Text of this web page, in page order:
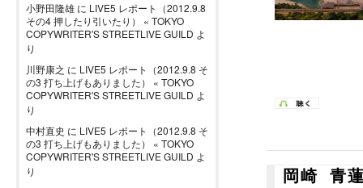
小野田隆雄 に LIVE5 レポート（2012.9.8
その4 押したり引いたり） « TOKYO
COPYWRITER'S STREETLIVE GUILD よ
り
川野康之 に LIVE5 レポート（2012.9.8 そ
の3 打ち上げもありました） « TOKYO
COPYWRITER'S STREETLIVE GUILD よ
り
中村直史 に LIVE5 レポート（2012.9.8 そ
の3 打ち上げもありました） « TOKYO
COPYWRITER'S STREETLIVE GUILD よ
り
岡崎 青